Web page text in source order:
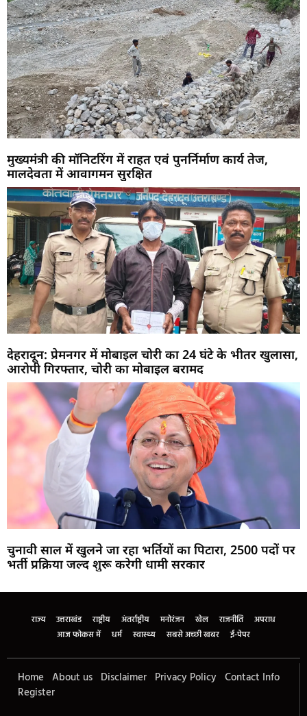
मुख्यमंत्री की मॉनिटरिंग में राहत एवं पुनर्निर्माण कार्य तेज,
मालदेवता में आवागमन सुरक्षित
देहरादून: प्रेमनगर में मोबाइल चोरी का 24 घंटे के भीतर खुलासा,
आरोपी गिरफ्तार, चोरी का मोबाइल बरामद
चुनावी साल में खुलने जा रहा भर्तियों का पिटारा, 2500 पदों पर
भर्ती प्रक्रिया जल्द शुरू करेगी धामी सरकार
राज्य उत्तराखंड राष्ट्रीय अंतर्राष्ट्रीय मनोरंजन खेल राजनीति
अपराध
आज फोकस में
धर्म स्वास्थ्य सबसे अच्छी खबर ई-पेपर
Home About us Disclaimer Privacy Policy Contact Info
Register